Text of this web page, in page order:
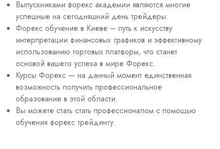
Выпускниками форекс академии являются многие
успешные на сегодняшний день трейдеры.
Форекс обучение в Киеве – путь к искусству
интерпретации финансовых графиков и эффективному
использованию торговых платформ, что станет
основой вашего успеха в мире Форекс.
Курсы Форекс — на данный момент единственная
возможность получить профессиональное
образование в этой области.
Вы можете стать стать профессионалом с помощью
обучения форекс трейдингу.